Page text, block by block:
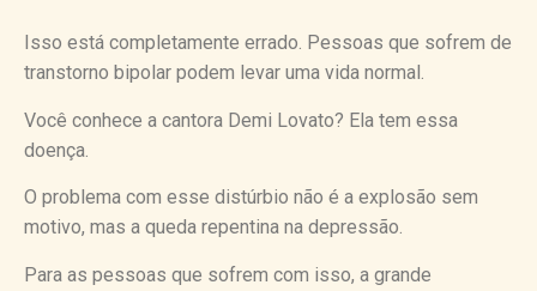
Isso está completamente errado. Pessoas que sofrem de
transtorno bipolar podem levar uma vida normal.
Você conhece a cantora Demi Lovato? Ela tem essa
doença.
O problema com esse distúrbio não é a explosão sem
motivo, mas a queda repentina na depressão.
Para as pessoas que sofrem com isso, a grande